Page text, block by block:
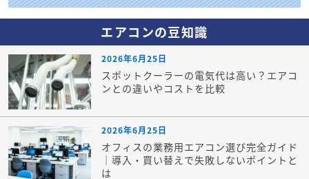
エアコンの豆知識
2026年6月25日
スポットクーラーの電気代は高い？エアコ
ンとの違いやコストを比較
2026年6月25日
オフィスの業務用エアコン選び完全ガイド
｜導入・買い替えで失敗しないポイントと
は